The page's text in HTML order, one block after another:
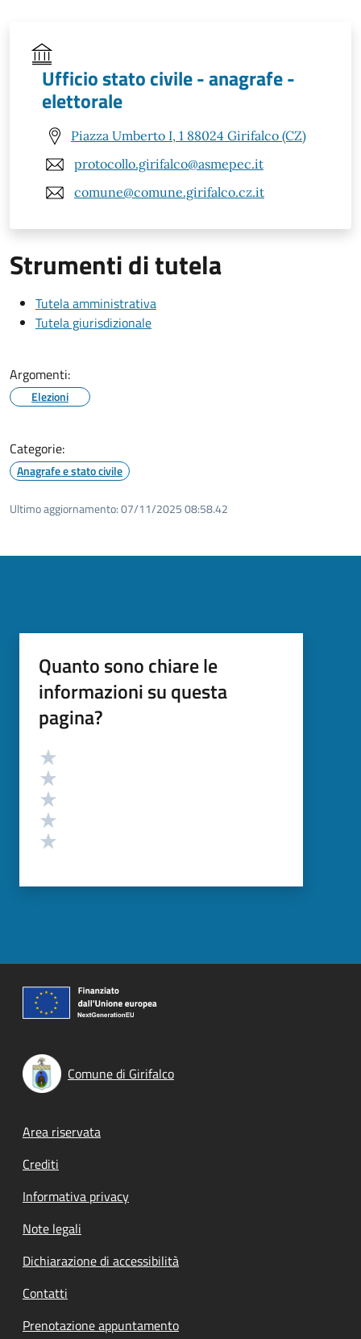
Ufficio stato civile - anagrafe -
elettorale
Piazza Umberto I, 1 88024 Girifalco (CZ)
protocollo.girifalco@asmepec.it
comune@comune.girifalco.cz.it
Strumenti di tutela
Tutela amministrativa
Tutela giurisdizionale
Argomenti:
Elezioni
Categorie:
Anagrafe e stato civile
Ultimo aggiornamento:07/11/2025 08:58.42
Quanto sono chiare le
informazioni su questa
pagina?
Valutazione
Comune di Girifalco
Footer menu
Area riservata
Crediti
Informativa privacy
Note legali
Dichiarazione di accessibilità
Contatti
Prenotazione appuntamento